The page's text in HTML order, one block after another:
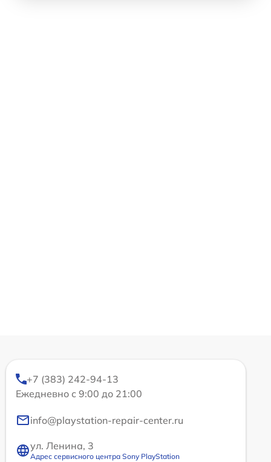
+7 (383) 242-94-13
Ежедневно с 9:00 до 21:00
info@playstation-repair-center.ru
ул. Ленина, 3
Адрес сервисного центра Sony PlayStation